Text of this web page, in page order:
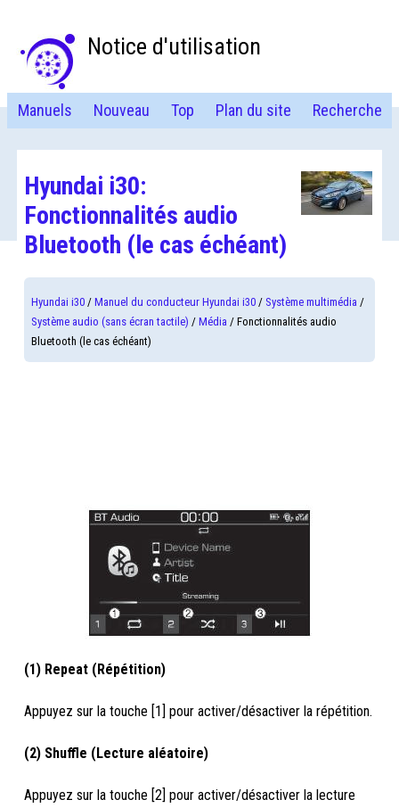
Notice d'utilisation
Manuels Nouveau Top Plan du site Recherche
Hyundai i30:
Fonctionnalités audio
Bluetooth (le cas échéant)
Hyundai i30 /Manuel du conducteur Hyundai i30 / Système multimédia /
Système audio (sans écran tactile) /Média / Fonctionnalités audio
Bluetooth (le cas échéant)
(1) Repeat (Répétition)
Appuyez sur la touche [1] pour activer/désactiver la répétition.
(2) Shuffle (Lecture aléatoire)
Appuyez sur la touche [2] pour activer/désactiver la lecture